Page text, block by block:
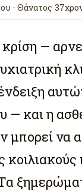
· Θάνατος
—
— και η
μπορεί να